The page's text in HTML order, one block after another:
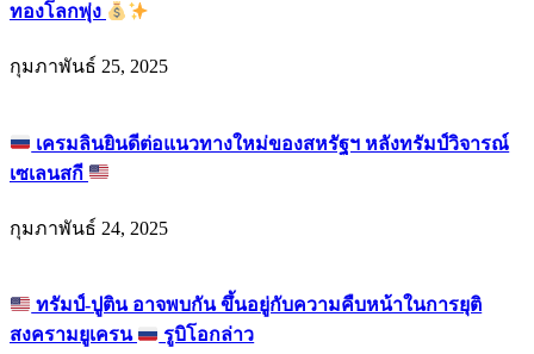
ทองโลกพุ่ง
กุมภาพันธ์ 25, 2025
เครมลินยินดีต่อแนวทางใหม่ของสหรัฐฯ หลังทรัมป์วิจารณ์
เซเลนสกี
กุมภาพันธ์ 24, 2025
ทรัมป์-ปูติน อาจพบกัน ขึ้นอยู่กับความคืบหน้าในการยุติ
สงครามยูเครน
รูบิโอกล่าว